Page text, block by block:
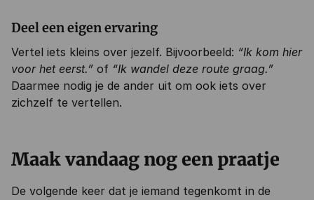
Deel een eigen ervaring
Vertel iets kleins over jezelf. Bijvoorbeeld: “Ik kom hier
voor het eerst.” of “Ik wandel deze route graag.”
Daarmee nodig je de ander uit om ook iets over
zichzelf te vertellen.
Maak vandaag nog een praatje
De volgende keer dat je iemand tegenkomt in de